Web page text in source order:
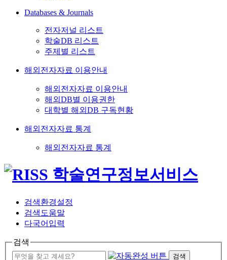
Databases & Journals
전자저널 리스트
학술DB 리스트
주제별 리스트
해외전자자료 이용안내
해외전자자료 이용안내
해외DB별 이용권한
대학별 해외DB 구독현황
해외전자자료 통계
해외전자자료 통계
검색환경설정
검색도움말
다국어입력
검색
검색